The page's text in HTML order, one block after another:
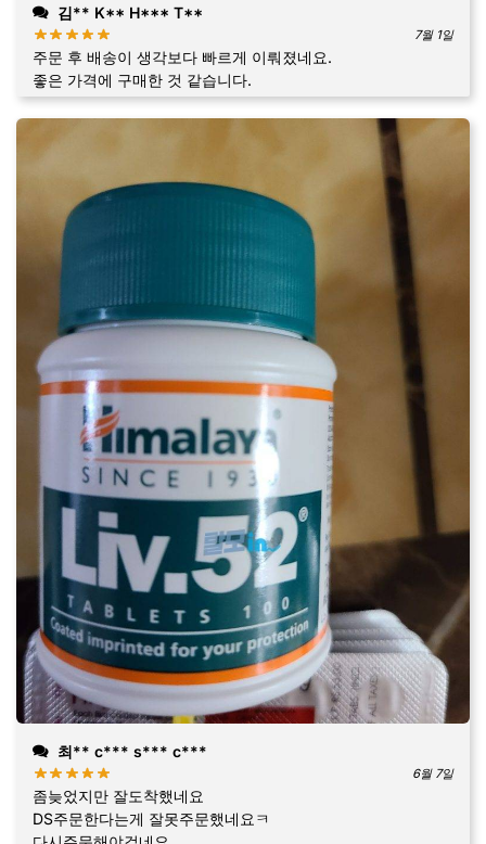
김** K** H*** T**
7월 1일
주문 후 배송이 생각보다 빠르게 이뤄졌네요.
좋은 가격에 구매한 것 같습니다.
최** c*** s*** c***
6월 7일
좀늦었지만 잘도착했네요
DS주문한다는게 잘못주문했네요ㅋ